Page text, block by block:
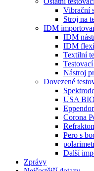
Vibrační
Stroj na
IDM
IDM
IDM
Textilní
Nástroj
Dovezené
USA
Corona
Pero s
Další
Zprávy